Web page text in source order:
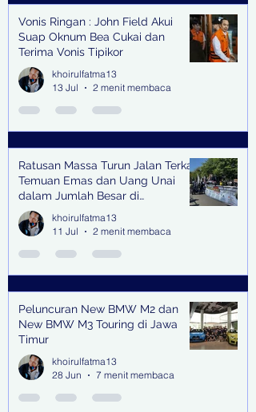
Vonis Ringan : John Field Akui
Suap Oknum Bea Cukai dan
Terima Vonis Tipikor
khoirulfatma13
13 Jul
2 menit membaca
Ratusan Massa Turun Jalan Terkait
Temuan Emas dan Uang Unai
dalam Jumlah Besar di
Lingkungan Jampidsus Kejaksaan
Agung RI di Jakarta
khoirulfatma13
11 Jul
2 menit membaca
Peluncuran New BMW M2 dan
New BMW M3 Touring di Jawa
Timur
khoirulfatma13
28 Jun
7 menit membaca